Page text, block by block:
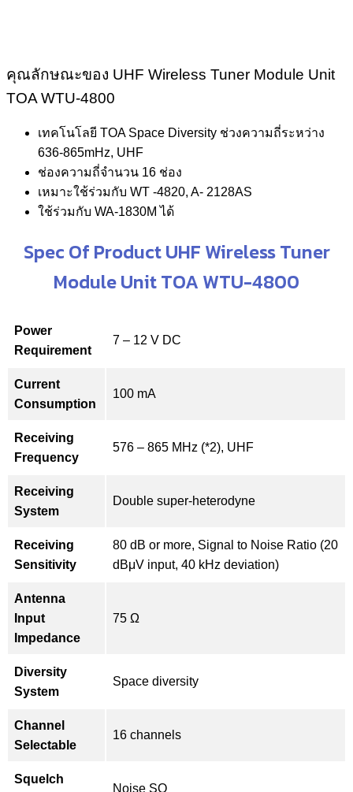
คุณลักษณะของ UHF Wireless Tuner Module Unit
TOA WTU-4800
เทคโนโลยี TOA Space Diversity ช่วงความถี่ระหว่าง
636-865mHz, UHF
ช่องความถี่จำนวน 16 ช่อง
เหมาะใช้ร่วมกับ WT -4820, A- 2128AS
ใช้ร่วมกับ WA-1830M ได้
Spec Of Product UHF Wireless Tuner
Module Unit TOA WTU-4800
Power
Requirement
7 – 12 V DC
Current
Consumption
100 mA
Receiving
Frequency
576 – 865 MHz (*2), UHF
Receiving
System
Double super-heterodyne
Receiving
Sensitivity
80 dB or more, Signal to Noise Ratio (20
dBμV input, 40 kHz deviation)
Antenna
Input
Impedance
75 Ω
Diversity
System
Space diversity
Channel
Selectable
16 channels
Squelch
Noise SQ